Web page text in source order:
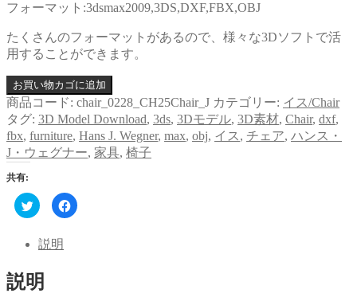
フォーマット:3dsmax2009,3DS,DXF,FBX,OBJ
たくさんのフォーマットがあるので、様々な3Dソフトで活
用することができます。
お買い物カゴに追加
商品コード: chair_0228_CH25Chair_J カテゴリー: イス/Chair
タグ: 3D Model Download, 3ds, 3Dモデル, 3D素材, Chair, dxf,
fbx, furniture, Hans J. Wegner, max, obj, イス , チェア, ハンス・
J・ウェグナー, 家具, 椅子
共有:
ク
リ
し
て
で
共
有
Facebook
で
説明
説明